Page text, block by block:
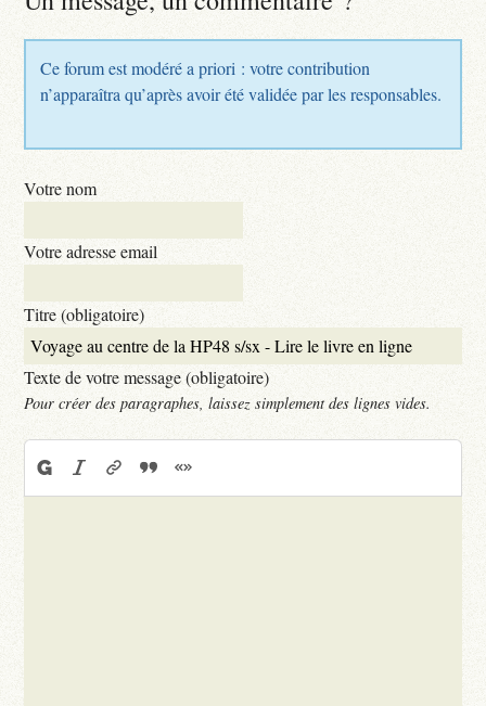
Ce forum est modéré a priori : votre contribution
n’apparaîtra qu’après avoir été validée par les responsables.
Votre nom
Votre adresse email
Titre (obligatoire)
Texte de votre message (obligatoire)
Pour créer des paragraphes, laissez simplement des lignes vides.